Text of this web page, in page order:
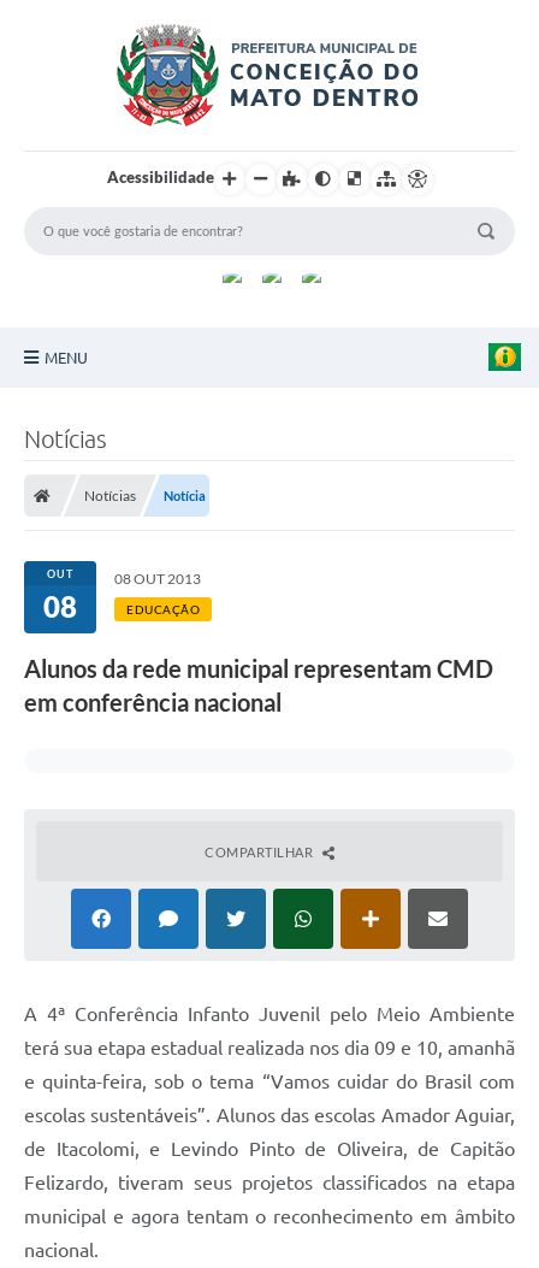
Acessibilidade
MENU
Turismo
Editais
Ouvidoria
Notícias
Contato
Notificações de Penalidades – Decisões
Notificações Ambientais
Notificações Obras e Posturas
Notícias
Notícias Notícia
OUT
08
08 OUT 2013
EDUCAÇÃO
Alunos da rede municipal representam CMD
em conferência nacional
COMPARTILHAR
A 4ª Conferência Infanto Juvenil pelo Meio Ambiente
terá sua etapa estadual realizada nos dia 09 e 10, amanhã
e quinta-feira, sob o tema “Vamos cuidar do Brasil com
escolas sustentáveis”. Alunos das escolas Amador Aguiar,
de Itacolomi, e Levindo Pinto de Oliveira, de Capitão
Felizardo, tiveram seus projetos classificados na etapa
municipal e agora tentam o reconhecimento em âmbito
nacional.